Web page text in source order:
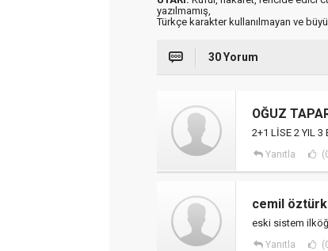
yazılmamış,
Türkçe karakter kullanılmayan ve
30 Yorum
OĞUZ
2+1 LİSE 2 YIL 3
Yanıtla
cemil öztürk
eski sistem
Yanıtla